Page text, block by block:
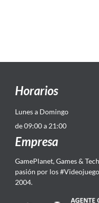
Horarios
Lunes a Domingo
de 09:00 a 21:00
Empresa
GamePlanet, Games &
pasión por los
2004.